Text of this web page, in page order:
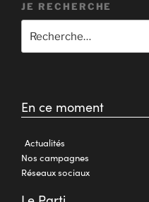
JE RECHERCHE
En ce moment
Actualités
Nos campagnes
Réseaux sociaux